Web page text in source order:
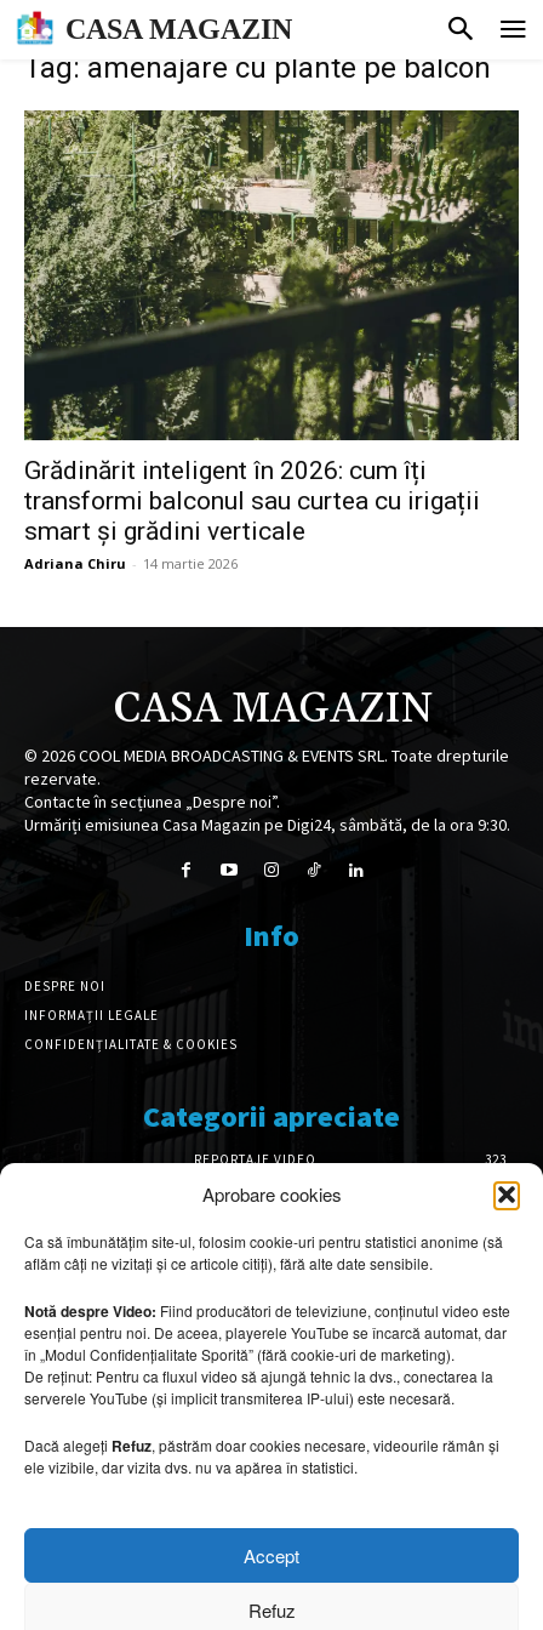
Aprobare cookies
Ca să îmbunătățim site-ul, folosim cookie-uri pentru statistici anonime (să
aflăm câți ne vizitați și ce articole citiți), fără alte date sensibile.
Notă despre Video: Fiind producători de televiziune, conținutul video este
esențial pentru noi. De aceea, playerele YouTube se încarcă automat, dar
în „Modul Confidențialitate Sporită” (fără cookie-uri de marketing).
De reținut: Pentru ca fluxul video să ajungă tehnic la dvs., conectarea la
serverele YouTube (și implicit transmiterea IP-ului) este necesară.
Dacă alegeți Refuz, păstrăm doar cookies necesare, videourile rămân și
ele vizibile, dar vizita dvs. nu va apărea în statistici.
Accept
Refuz
CASA MAGAZIN
Tag: amenajare cu plante pe balcon
Grădinărit inteligent în 2026: cum îți
transformi balconul sau curtea cu irigații
smart și grădini verticale
Adriana Chiru - 14 martie 2026
CASA MAGAZIN
© 2026COOL MEDIA BROADCASTING & EVENTS SRL. Toate drepturile
rezervate.
Contacte în secțiunea „Despre noi”.
Urmăriți emisiunea Casa Magazin pe Digi24, sâmbătă, de la ora 9:30.
Info
DESPRE NOI
INFORMAȚII LEGALE
CONFIDENȚIALITATE & COOKIES
Categorii apreciate
REPORTAJE VIDEO
323
AMENAJĂRI INTERIOARE
126
DESIGN INTERIOR
64
ARHITECTURĂ & DESIGN
OPINII & ANALIZE
43
Articole recomandate
Cele mai impresionante cabane moderne
7 august 2026
Ouse Valley Viaduct, construcția care
7 august 2026